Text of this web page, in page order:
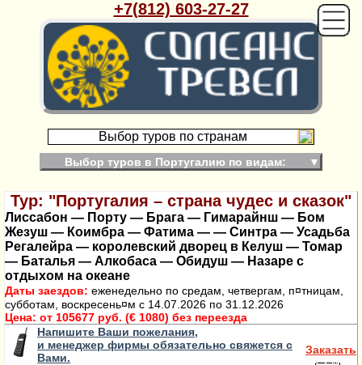
+7(812) 603-27-27
Выбор туров по странам
Выбор туров в Португалию по видам: ▼
Тур: "Португалия – страна чудес и сказок"
Лиссабон — Порту — Брага — Гимарайнш — Бом
Жезуш — Коимбра — Фатима — — Синтра — Усадьба
Регалейра — королевский дворец в Келуш — Томар
— Баталья — Алкобаса — Обидуш — Назаре с
отдыхом на океане
Даты заездов: еженедельно по средам, четвергам, п¤тницам,
субботам, воскресень¤м с 14.07.2026 по 31.12.2026
Цена: от 105677 руб. (€ 1080) без переезда
Напишите Ваши пожелания,
и менеджер фирмы обязательно свяжется с
Вами.
Заказать